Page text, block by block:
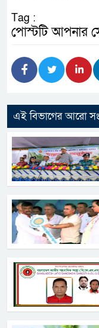
Tag :
পোস্টটি আপনার
এই বিভাগের আরো